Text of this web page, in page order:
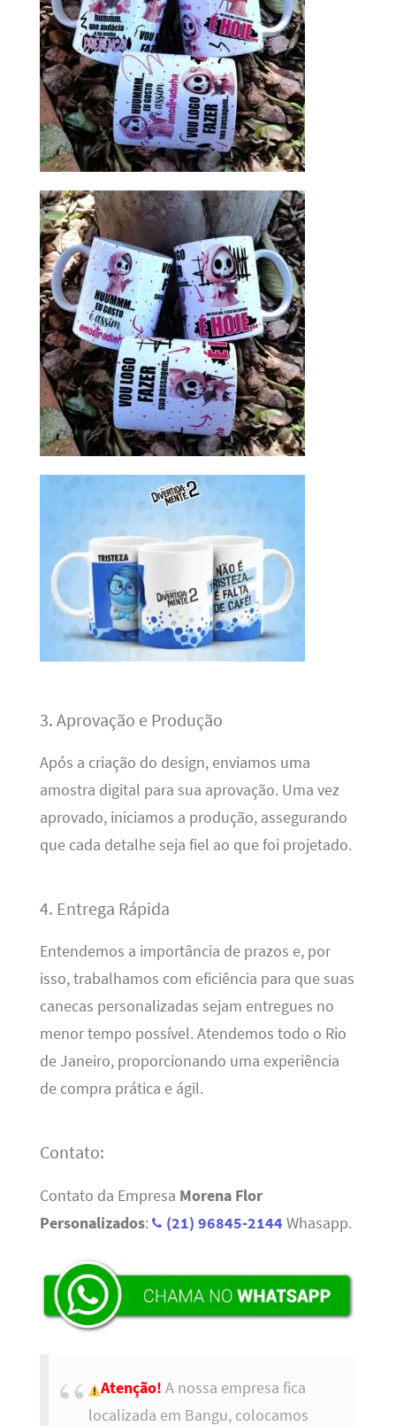
3. Aprovação e Produção
Após a criação do design, enviamos uma
amostra digital para sua aprovação. Uma vez
aprovado, iniciamos a produção, assegurando
que cada detalhe seja fiel ao que foi projetado.
4. Entrega Rápida
Entendemos a importância de prazos e, por
isso, trabalhamos com eficiência para que suas
canecas personalizadas sejam entregues no
menor tempo possível. Atendemos todo o Rio
de Janeiro, proporcionando uma experiência
de compra prática e ágil.
Contato:
Contato da Empresa Morena Flor
Personalizados: (21) 96845-2144 Whasapp.
Atenção! A nossa empresa fica
localizada em Bangu, colocamos